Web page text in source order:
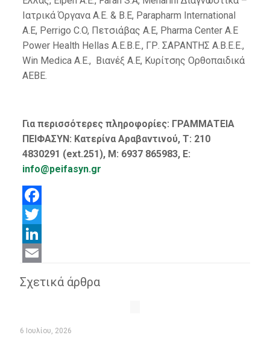
Ιατρικά Όργανα Α.Ε. & Β.Ε, Parapharm International
A.E, Perrigo C.O, Πετσιάβας Α.Ε, Pharma Center A.E
Power Health Hellas Α.Ε.Β.Ε., ΓΡ. ΣΑΡΑΝΤΗΣ Α.Β.Ε.Ε.,
Win Medica Α.Ε., Βιανέξ Α.Ε, Κυρίτσης Ορθοπαιδικά
ΑΕΒΕ.
Για περισσότερες πληροφορίες: ΓΡΑΜΜΑΤΕΙΑ
ΠΕΙΦΑΣΥΝ: Κατερίνα Αραβαντινού, T: 210
4830291 (ext.251), M: 6937 865983, E:
info@peifasyn.gr
Facebook
Twitter
LinkedIn
Σχετικά άρθρα
6 Ιουλίου, 2026